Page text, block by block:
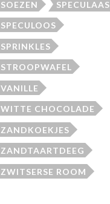
SOEZEN SPECULAAS
SPECULOOS
SPRINKLES
STROOPWAFEL
VANILLE
WITTE CHOCOLADE
ZANDKOEKJES
ZANDTAARTDEEG
ZWITSERSE ROOM